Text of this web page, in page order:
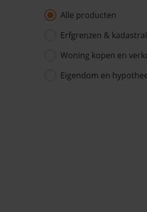
Alle producten
Erfgrenzen &
Woning kopen en
Eigendom en